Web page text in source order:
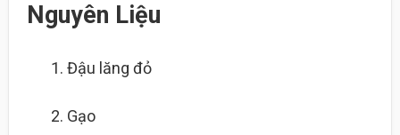
Nguyên Liệu
Đậu lăng đỏ
Gạo